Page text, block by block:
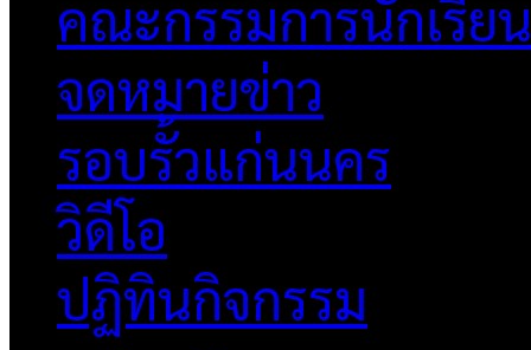
คณะกรรมการนักเรียน
จดหมายข่าว
รอบรั้วแก่นนคร
วิดีโอ
ปฏิทินกิจกรรม